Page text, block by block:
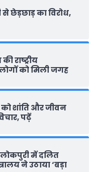
से छेड़छाड़ का विरोध,
राष्‍ट्रीय
लोगों को मिली जगह
शांति और जीवन
पढ़ें
में दलित
ने उठाया ‘बड़ा